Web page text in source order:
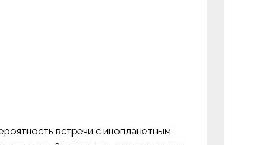
встречи с инопланетным